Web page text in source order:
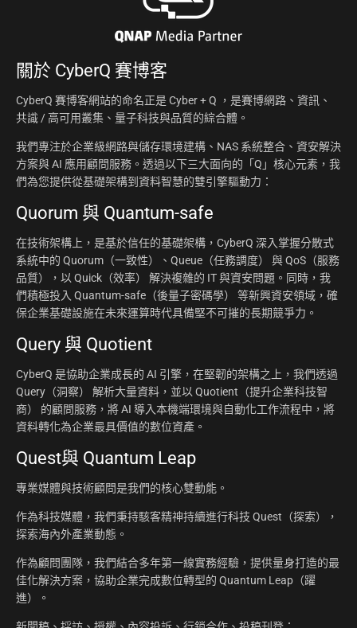
關於 CyberQ 賽博客
CyberQ 賽博客網站的命名正是 Cyber + Q ，是賽博網路、資訊、
共識 / 高可用叢集、量子科技與品質的綜合體。
我們專注於企業級網路與儲存環境建構、NAS 系統整合、資安解決
方案與 AI 應用顧問服務。透過以下三大面向的「Q」核心元素，我
們為您提供從基礎架構到資料智慧的雙引擎驅動力：
Quorum 與 Quantum-safe
在技術架構上，是基於信任的基礎架構，CyberQ 深入掌握分散式
系統中的 Quorum（一致性）、Queue（任務調度） 與 QoS（服務
品質），以 Quick（效率） 解決複雜的 IT 與資安問題。同時，我
們積極投入 Quantum-safe（後量子密碼學） 等新興資安領域，確
保企業基礎設施在未來運算時代具備堅不可摧的長期競爭力。
Query 與 Quotient
CyberQ 是協助企業成長的 AI 引擎，在堅韌的架構之上，我們透過
Query（洞察） 解析大量資料，並以 Quotient（提升企業科技智
商） 的顧問服務，將 AI 導入本機端環境與自動化工作流程中，將
資料轉化為企業最具價值的數位資產。
Quest與 Quantum Leap
專業媒體與技術顧問是我們的核心雙動能。
作為科技媒體，我們秉持駭客精神持續進行科技 Quest（探索），
探索海內外產業動態。
作為顧問團隊，我們結合多年第一線實務經驗，提供量身打造的最
佳化解決方案，協助企業完成數位轉型的 Quantum Leap（躍
進）。